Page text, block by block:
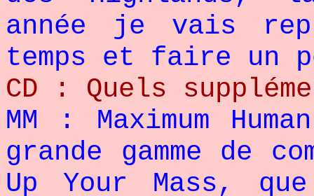
année je vais
temps et faire un
CD : Quels
MM : Maximum
grande gamme de
Up Your Mass,